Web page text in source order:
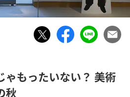
ゃもったいない？ 美術
秋